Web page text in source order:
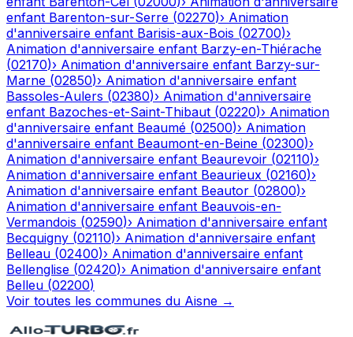
enfant Barenton-sur-Serre (02270)› Animation
d'anniversaire enfant Barisis-aux-Bois (02700)›
Animation d'anniversaire enfant Barzy-en-Thiérache
(02170)› Animation d'anniversaire enfant Barzy-sur-
Marne (02850)› Animation d'anniversaire enfant
Bassoles-Aulers (02380)› Animation d'anniversaire
enfant Bazoches-et-Saint-Thibaut (02220)› Animation
d'anniversaire enfant Beaumé (02500)› Animation
d'anniversaire enfant Beaumont-en-Beine (02300)›
Animation d'anniversaire enfant Beaurevoir (02110)›
Animation d'anniversaire enfant Beaurieux (02160)›
Animation d'anniversaire enfant Beautor (02800)›
Animation d'anniversaire enfant Beauvois-en-
Vermandois (02590)› Animation d'anniversaire enfant
Becquigny (02110)› Animation d'anniversaire enfant
Belleau (02400)› Animation d'anniversaire enfant
Bellenglise (02420)› Animation d'anniversaire enfant
Belleu (02200)
Voir toutes les communes du Aisne →